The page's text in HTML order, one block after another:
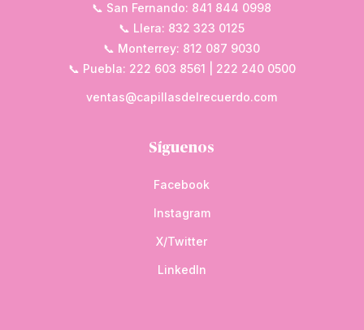
📞 San Fernando: 841 844 0998
📞 Llera: 832 323 0125
📞 Monterrey: 812 087 9030
📞 Puebla: 222 603 8561 | 222 240 0500
ventas@capillasdelrecuerdo.com
Síguenos
Facebook
Instagram
X/Twitter
LinkedIn